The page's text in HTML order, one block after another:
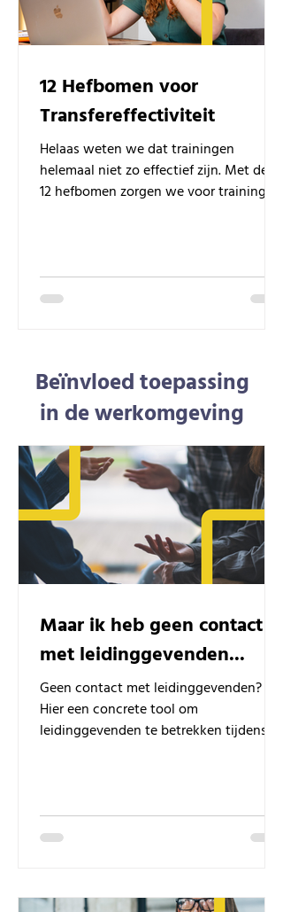
12 Hefbomen voor
Transfereffectiviteit
Helaas weten we dat trainingen
helemaal niet zo effectief zijn. Met deze
12 hefbomen zorgen we voor trainingen
Beïnvloed toepassing
in de werkomgeving
Maar ik heb geen contact
met leidinggevenden...
Geen contact met leidinggevenden?
Hier een concrete tool om
leidinggevenden te betrekken tijdens